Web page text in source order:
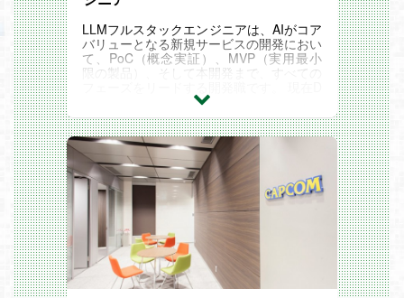
LLMフルスタックエンジニアは、AIがコア
バリューとなる新規サービスの開発におい
て、PoC（概念実証）、MVP（実用最小
限の製品）、そして本開発まで、すべての
eNAでは、「AIオールイン」を掲げる全社
戦略に伴い、ゲ...